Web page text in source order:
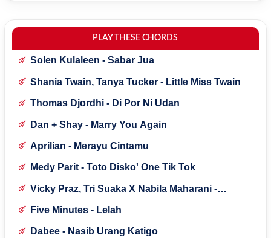
PLAY THESE CHORDS
Solen Kulaleen - Sabar Jua
Shania Twain, Tanya Tucker - Little Miss Twain
Thomas Djordhi - Di Por Ni Udan
Dan + Shay - Marry You Again
Aprilian - Merayu Cintamu
Medy Parit - Toto Disko' One Tik Tok
Vicky Praz, Tri Suaka X Nabila Maharani -
Five Minutes - Lelah
Dabee - Nasib Urang Katigo